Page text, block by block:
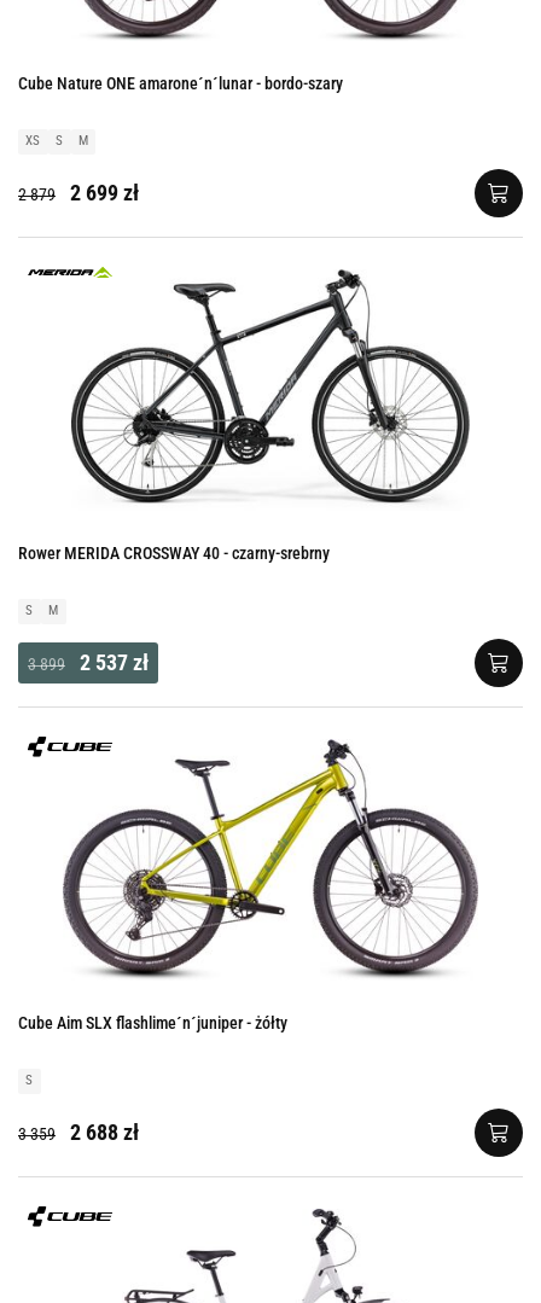
Cube Nature ONE amarone´n´lunar - bordo-szary
XS S M
2 879 2 699 zł
Rower MERIDA CROSSWAY 40 - czarny-srebrny
S M
3 899 2 537 zł
Cube Aim SLX flashlime´n´juniper - żółty
S
3 359 2 688 zł